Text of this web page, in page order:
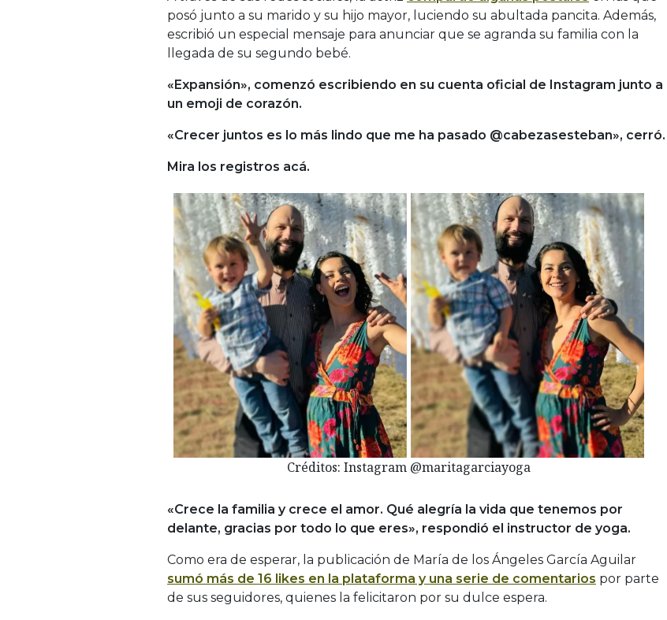
posó junto a su marido y su hijo mayor, luciendo su abultada pancita. Además,
escribió un especial mensaje para anunciar que se agranda su familia con la
llegada de su segundo bebé.
«Expansión», comenzó escribiendo en su cuenta oficial de Instagram junto a
un emoji de corazón.
«Crecer juntos es lo más lindo que me ha pasado @cabezasesteban», cerró.
Mira los registros acá.
Créditos: Instagram @maritagarciayoga
«Crece la familia y crece el amor. Qué alegría la vida que tenemos por
delante, gracias por todo lo que eres», respondió el instructor de yoga.
Como era de esperar, la publicación de María de los Ángeles García Aguilar
sumó más de 16 likes en la plataforma y una serie de comentarios por parte
de sus seguidores, quienes la felicitaron por su dulce espera.